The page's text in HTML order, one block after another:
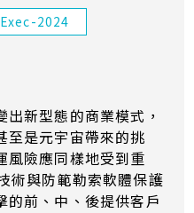
2024
新型態的商業模式，
至是元宇宙帶來的挑
風險應同樣地受到重
術與防範勒索軟體保護
的前、中、後提供客戶